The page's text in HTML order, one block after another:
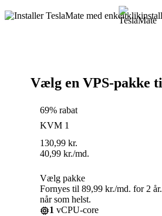
Vælg en VPS-pakke
69% rabat
KVM 1
130,99 kr.
40,99 kr./md.
Vælg pakke
Fornyes til 89,99 kr./md. for 2
når som helst.
1 vCPU-core